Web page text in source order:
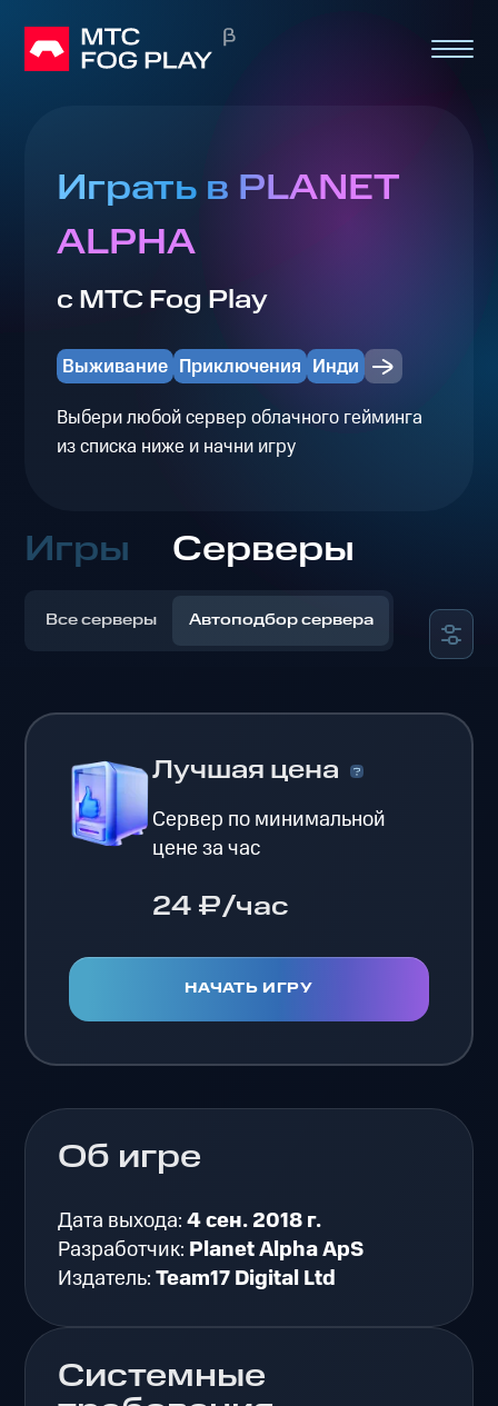
Играть в PLANET
ALPHA
с МТС Fog Play
Выживание Приключения Инди
Выбери любой сервер облачного гейминга
из списка ниже и начни игру
Игры Серверы
Все серверы Автоподбор сервера
Лучшая цена
Сервер по минимальной
цене за час
24 ₽/час
НАЧАТЬ ИГРУ
Об игре
Дата выхода:4 сен. 2018 г.
Разработчик: Planet Alpha ApS
Издатель:Team17 Digital Ltd
Системные